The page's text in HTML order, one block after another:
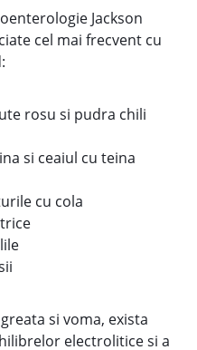
Jackson
cel mai frecvent cu
rosu si pudra chili
si ceaiul cu teina
cu cola
si voma, exista
electrolitice si a